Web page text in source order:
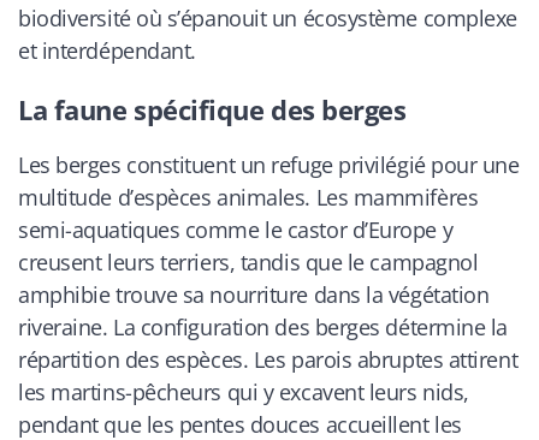
biodiversité où s’épanouit un écosystème complexe
et interdépendant.
La faune spécifique des berges
Les berges constituent un refuge privilégié pour une
multitude d’espèces animales. Les mammifères
semi-aquatiques comme le castor d’Europe y
creusent leurs terriers, tandis que le campagnol
amphibie trouve sa nourriture dans la végétation
riveraine. La configuration des berges détermine la
répartition des espèces. Les parois abruptes attirent
les martins-pêcheurs qui y excavent leurs nids,
pendant que les pentes douces accueillent les